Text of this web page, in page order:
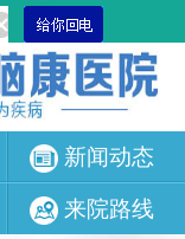
新闻动态
来院路线